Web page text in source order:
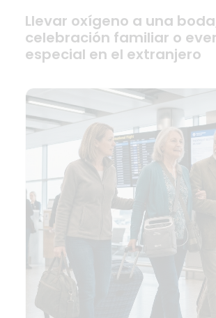
Llevar oxígeno a una
celebración familiar o
especial en el extranjero